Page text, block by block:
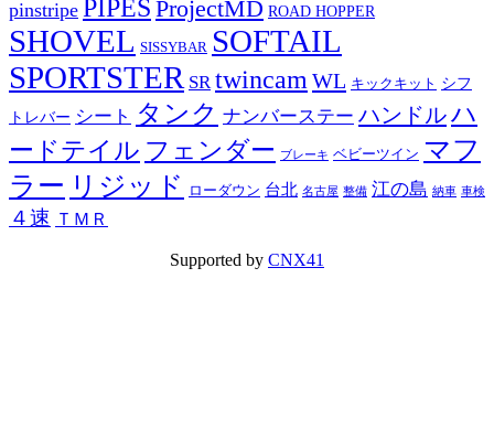
pinstripe PIPES ProjectMD ROAD HOPPER
SHOVEL SISSYBAR SOFTAIL
SPORTSTER SR twincamWL キックキット シフ
トレバー シート タンク ナンバーステー ハンドルハ
ードテイル フェンダー ブレーキ ベビーツイン マフ
ラー リジッド ローダウン 台北 名古屋 整備 江の島 納車 車検
４速 ＴＭＲ
Supported by CNX41